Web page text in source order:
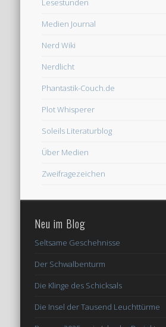
Lesestunden
Medien Journal
Nerd Wiki
Nerdlicht
Phantastik-Couch.de
Plot Whisperer
Soleils Literaturblog
Über Medien
Zweifragezeichen
Neu im Blog
Seltsame Geschehnisse
Der Schwalbenturm
Die Klinge des Schicksals
Die Insel der Tausend Leuchttürme